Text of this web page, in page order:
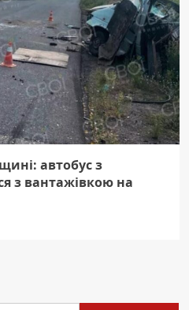
автобус з
з вантажівкою на